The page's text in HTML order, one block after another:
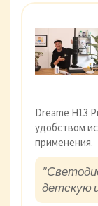
Dreame H13
удобством
применения.
детскую